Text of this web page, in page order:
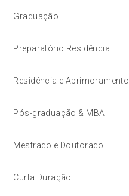
Graduação
Preparatório Residência
Residência e Aprimoramento
Pós-graduação & MBA
Mestrado e Doutorado
Curta Duração